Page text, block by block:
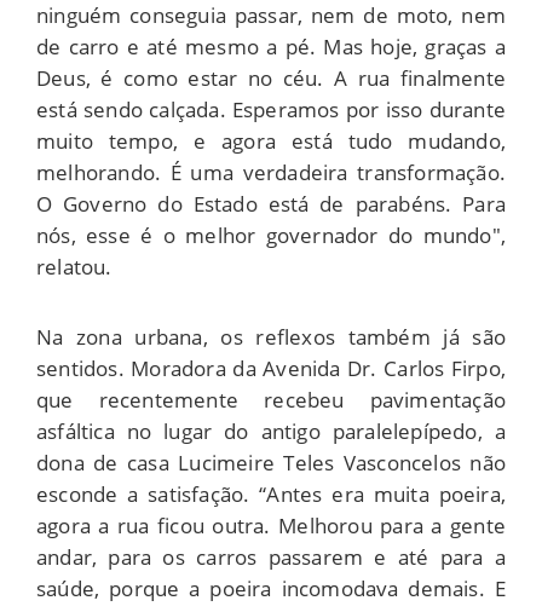
ninguém conseguia passar, nem de moto, nem
de carro e até mesmo a pé. Mas hoje, graças a
Deus, é como estar no céu. A rua finalmente
está sendo calçada. Esperamos por isso durante
muito tempo, e agora está tudo mudando,
melhorando. É uma verdadeira transformação.
O Governo do Estado está de parabéns. Para
nós, esse é o melhor governador do mundo",
relatou.
Na zona urbana, os reflexos também já são
sentidos. Moradora da Avenida Dr. Carlos Firpo,
que recentemente recebeu pavimentação
asfáltica no lugar do antigo paralelepípedo, a
dona de casa Lucimeire Teles Vasconcelos não
esconde a satisfação. “Antes era muita poeira,
agora a rua ficou outra. Melhorou para a gente
andar, para os carros passarem e até para a
saúde, porque a poeira incomodava demais. E